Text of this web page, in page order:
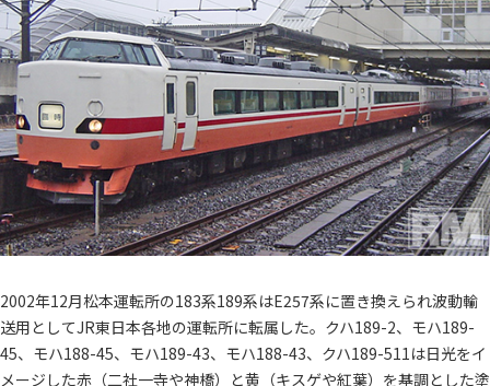
2002年12月松本運転所の183系189系はE257系に置き換えられ波動輸
送用としてJR東日本各地の運転所に転属した。クハ189-2、モハ189-
45、モハ188-45、モハ189-43、モハ188-43、クハ189-511は日光をイ
メージした赤（二社一寺や神橋）と黄（キスゲや紅葉）を基調とした塗